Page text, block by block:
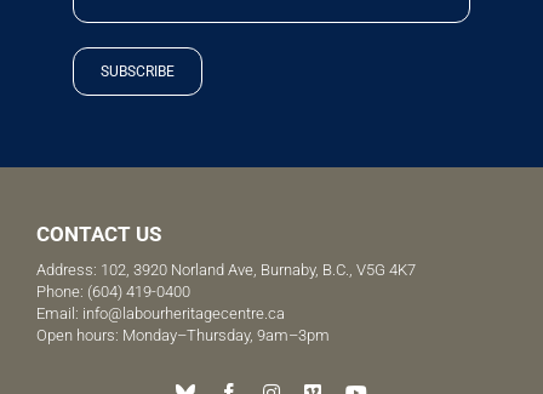
SUBSCRIBE
CONTACT US
Address: 102, 3920 Norland Ave, Burnaby, B.C., V5G 4K7
Phone: (604) 419-0400
Email: info@labourheritagecentre.ca
Open hours: Monday–Thursday, 9am–3pm